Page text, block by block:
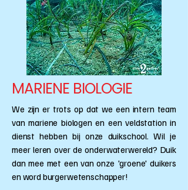
MARIENE BIOLOGIE
We zijn er trots op dat we een intern team
van mariene biologen en een veldstation in
dienst hebben bij onze duikschool. Wil je
meer leren over de onderwaterwereld? Duik
dan mee met een van onze 'groene' duikers
en word burgerwetenschapper!